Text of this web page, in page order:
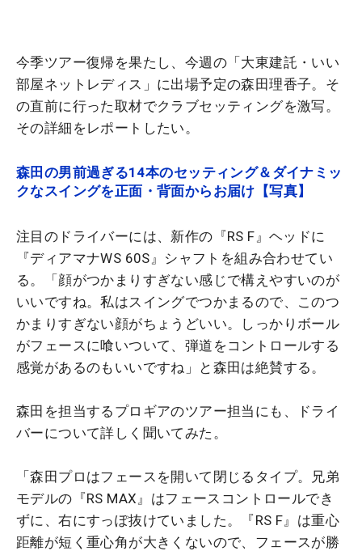
今季ツアー復帰を果たし、今週の「大東建託・いい
部屋ネットレディス」に出場予定の森田理香子。そ
の直前に行った取材でクラブセッティングを激写。
その詳細をレポートしたい。
森田の男前過ぎる14本のセッティング＆ダイナミッ
クなスイングを正面・背面からお届け【写真】
注目のドライバーには、新作の『RS F』ヘッドに
『ディアマナWS 60S』シャフトを組み合わせてい
る。「顔がつかまりすぎない感じで構えやすいのが
いいですね。私はスイングでつかまるので、このつ
かまりすぎない顔がちょうどいい。しっかりボール
がフェースに喰いついて、弾道をコントロールする
感覚があるのもいいですね」と森田は絶賛する。
森田を担当するプロギアのツアー担当にも、ドライ
バーについて詳しく聞いてみた。
「森田プロはフェースを開いて閉じるタイプ。兄弟
モデルの『RS MAX』はフェースコントロールでき
ずに、右にすっぽ抜けていました。『RS F』は重心
距離が短く重心角が大きくないので、フェースが勝